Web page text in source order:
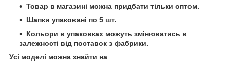
Товар в магазині можна придбати тільки оптом.
Шапки упаковані по 5 шт.
Кольори в упаковках можуть змінюватись в
залежності від поставок з фабрики.
Усі моделі можна знайти на